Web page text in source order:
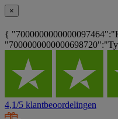
×
{
4,1/5 klantbeoordelingen